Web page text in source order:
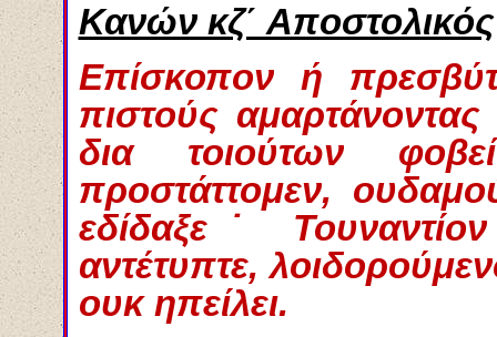
Κανών κζ΄ Αποστολικός
Επίσκοπον ή
πιστούς
δια τοιούτων
προστάττομεν,
εδίδαξε˙
αντέτυπτε,
ουκ ηπείλει.